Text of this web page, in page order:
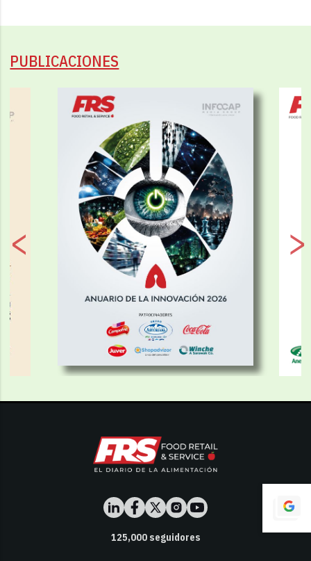
PUBLICACIONES
125,000seguidores